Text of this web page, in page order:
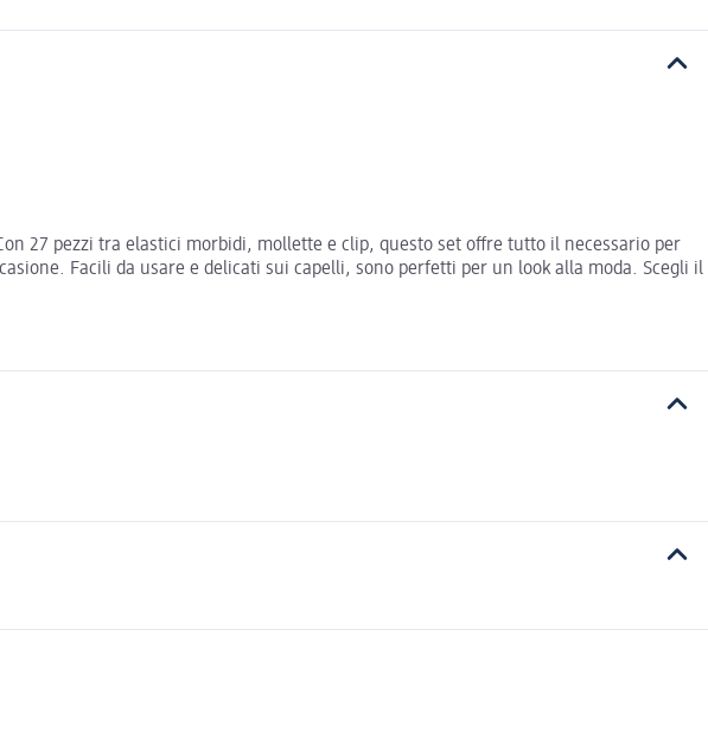
27 pezzi tra elastici morbidi, mollette e clip, questo set offre tutto il necessario per
Facili da usare e delicati sui capelli, sono perfetti per un look alla moda. Scegli il